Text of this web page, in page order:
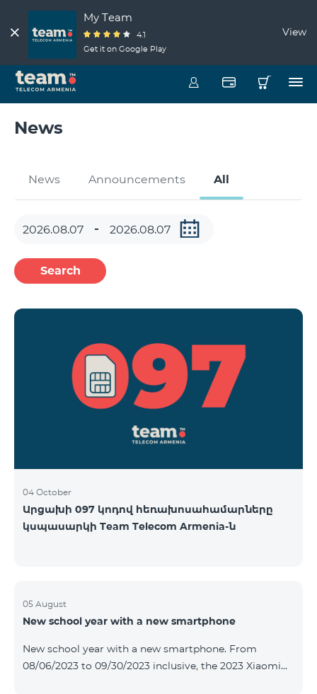
My Team
4.1
Get it on Google Play
View
News
News Announcements All
Search
04 October
Արցախի 097 կոդով հեռախոսահամարները
կսպասարկի Team Telecom Armenia-ն
05 August
New school year with a new smartphone
New school year with a new smartphone. From
08/06/2023 to 09/30/2023 inclusive, the 2023 Xiaomi